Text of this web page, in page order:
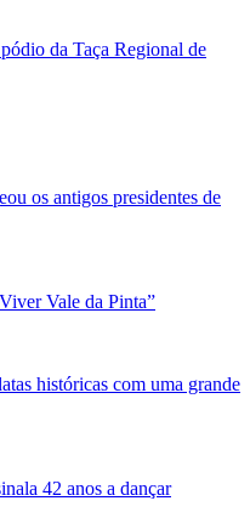
da Taça Regional de
os antigos presidentes de
Vale da Pinta”
históricas com uma grande
42 anos a dançar